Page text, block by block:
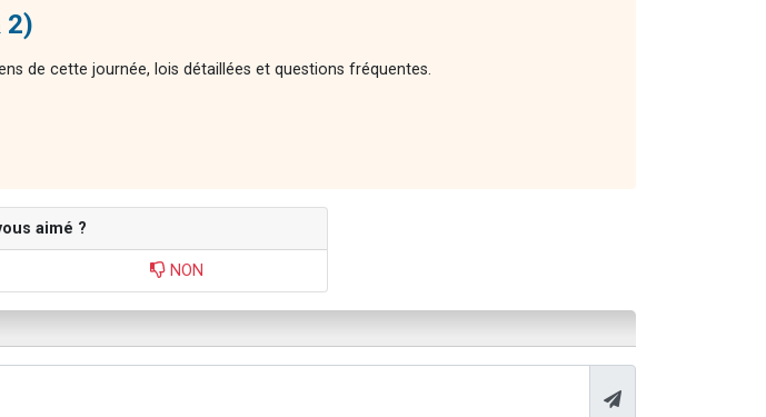
2)
de cette journée, lois détaillées et questions fréquentes.
aimé ?
NON